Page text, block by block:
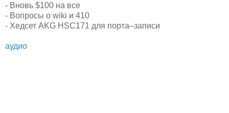
- Вновь $100 на все
- Вопросы о wiki и 410
- Хедсет AKG HSC171 для порта–записи
аудио